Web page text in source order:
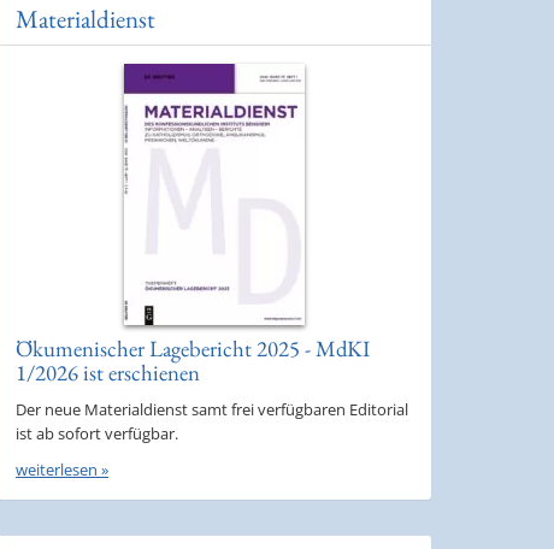
Materialdienst
Ökumenischer Lagebericht 2025 - MdKI
1/2026 ist erschienen
Der neue Materialdienst samt frei verfügbaren Editorial
ist ab sofort verfügbar.
weiterlesen »